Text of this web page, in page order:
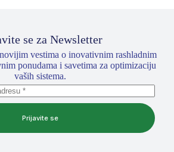
se za Newsletter
vestima o inovativnim rashladnim
ponudama i savetima za optimizaciju
vaših sistema.
Prijavite se